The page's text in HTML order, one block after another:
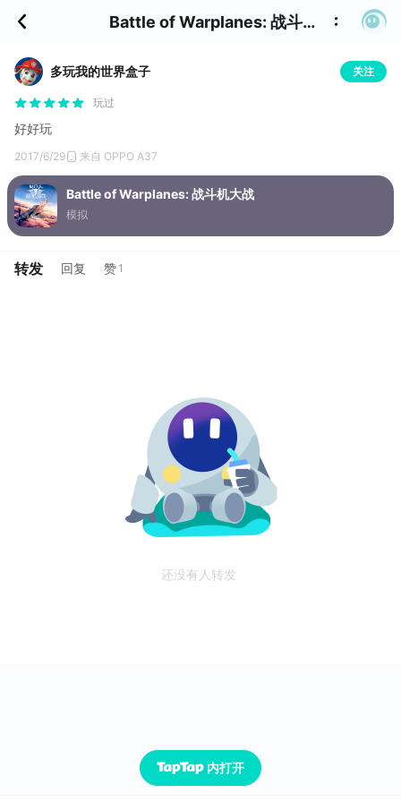
Battle of Warplanes: 战斗机大战 的评价
多玩我的世界盒子 关注
玩过
好好玩
2017/6/29 来自 OPPO A37
Battle of Warplanes: 战斗机大战
模拟
转发 回复 赞 1
还没有人转发
内打开